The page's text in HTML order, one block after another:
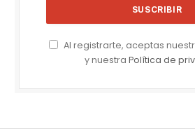
Al registrarte, aceptas
y nuestra Política de